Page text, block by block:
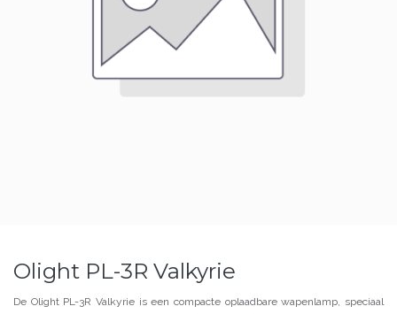
Olight PL-3R Valkyrie
De Olight PL-3R Valkyrie is een compacte oplaadbare wapenlamp, speciaal